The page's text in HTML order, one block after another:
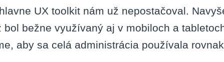
UX toolkit nám už nepostačoval.
bol bežne využívaný aj v mobiloch a
aby sa celá administrácia používala